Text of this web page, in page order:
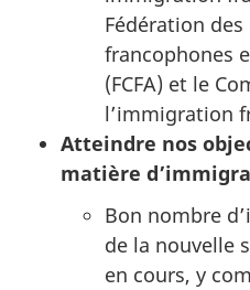
Fédération
francophones
(FCFA) et le
l’immigration
Atteindre nos
matière
Bon nombre
de la nouvelle
en cours, y